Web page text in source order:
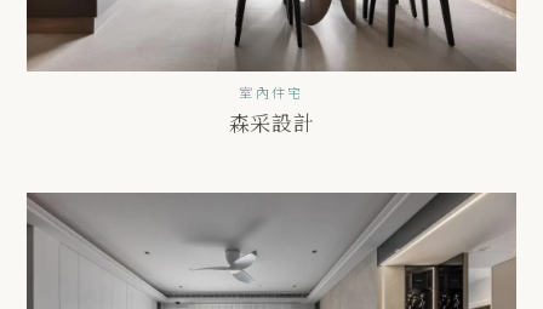
室內住宅
森采設計